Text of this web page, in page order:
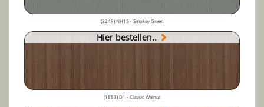
(2249) NH15 - Smokey Green
Hier bestellen..
(1883) D1 - Classic Walnut